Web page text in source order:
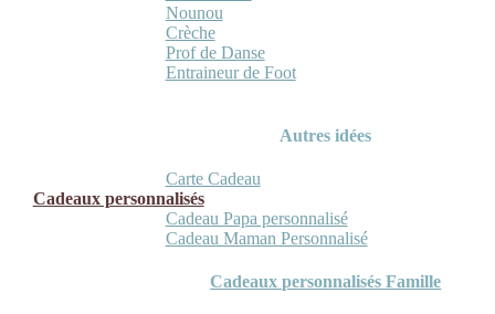
Nounou
Crèche
Prof de Danse
Entraineur de Foot
Autres idées
Carte Cadeau
Cadeaux personnalisés
Cadeau Papa personnalisé
Cadeau Maman Personnalisé
Cadeaux personnalisés Famille